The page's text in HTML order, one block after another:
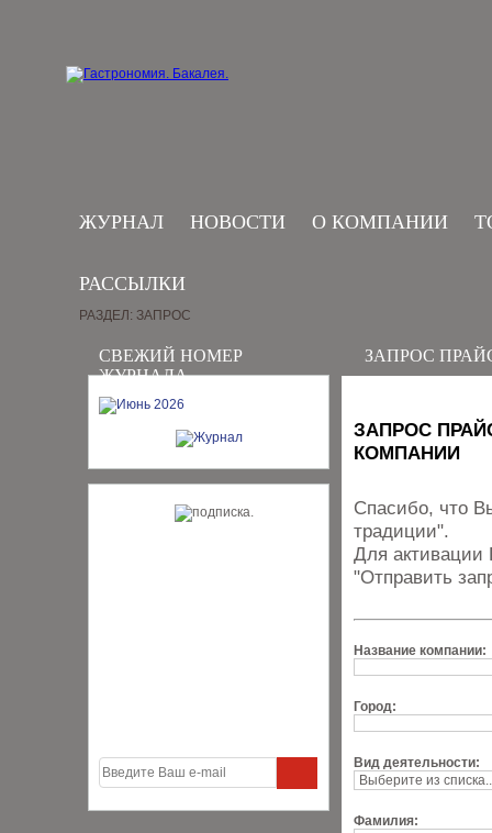
ЖУРНАЛ НОВОСТИ О КОМПАНИИ
РАССЫЛКИ
СВЕЖИЙ НОМЕР
ЖУРНАЛА
РАЗДЕЛ: ЗАПРОС
ЗАПРОС
ЗАПРОС
КОМПАНИИ
Спасибо, что
традиции".
Для активации
"Отправить
Название компании:
Город:
Вид деятельности:
Фамилия: